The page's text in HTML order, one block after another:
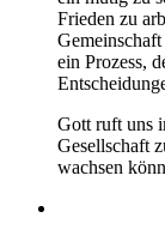
Frieden zu
ein Prozess,
Gott ruft uns
Gesellschaft
wachsen